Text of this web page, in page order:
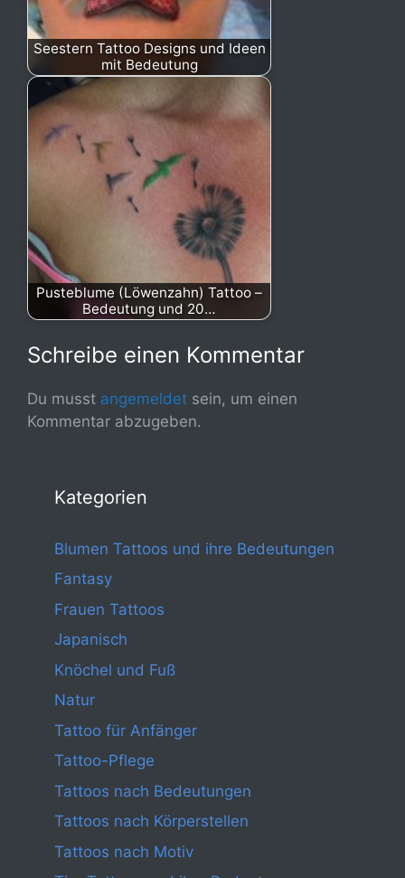
Seestern Tattoo Designs und Ideen
mit Bedeutung
Pusteblume (Löwenzahn) Tattoo –
Bedeutung und 20…
Schreibe einen Kommentar
Du musst angemeldet sein, um einen
Kommentar abzugeben.
Kategorien
Blumen Tattoos und ihre Bedeutungen
Fantasy
Frauen Tattoos
Japanisch
Knöchel und Fuß
Natur
Tattoo für Anfänger
Tattoo-Pflege
Tattoos nach Bedeutungen
Tattoos nach Körperstellen
Tattoos nach Motiv